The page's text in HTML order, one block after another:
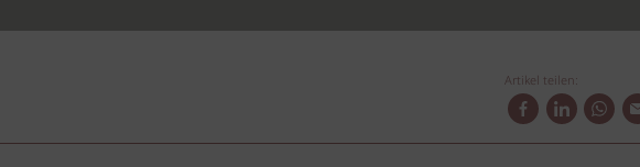
Artikel teilen: